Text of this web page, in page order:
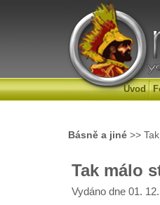
Úvod
Básně a jiné >>
Tak málo
Vydáno dne 01.